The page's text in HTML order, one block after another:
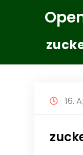
16.